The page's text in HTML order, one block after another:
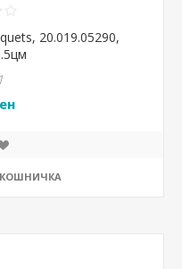
20.019.05290,